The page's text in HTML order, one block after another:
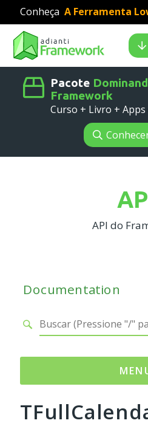
Conheça A Ferramenta
veloz para
Pacote
Framework
Curso + Livro +
API do
Documentation
Namespaces
Search results